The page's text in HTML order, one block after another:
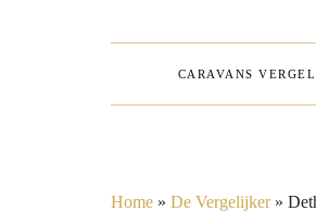
CARAVANS
Home » De Vergelijker»